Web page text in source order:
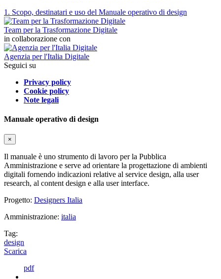
1. Scopo, destinatari e uso del Manuale operativo di design
Team per la Trasformazione Digitale
in collaborazione con
Agenzia per l'Italia Digitale
Seguici su
Privacy policy
Cookie policy
Note legali
Manuale operativo di design
×
Il manuale è uno strumento di lavoro per la Pubblica
Amministrazione e serve ad orientare la progettazione di ambienti
digitali fornendo indicazioni relative al service design, alla user
research, al content design e alla user interface.
Progetto: Designers Italia
Amministrazione: italia
Tag:
design
Scarica
pdf